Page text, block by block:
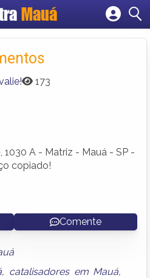
Mauá
Criar conta
173
1030 A - Matriz - Mauá - SP -
copiado!
Comente
, catalisadores em Mauá,